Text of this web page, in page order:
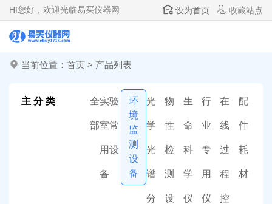
HI您好，欢迎光临易买仪器网 设为首页 收藏站点
当前位置： 首页 > 产品列表
主 分 类 全
部
实验
室常
用设
备
环
境
监
测
设
备
光
学
光
谱
分
物
性
检
测
设
生
命
科
学
仪
行
业
专
用
仪
在
线
过
程
控
配
件
耗
材